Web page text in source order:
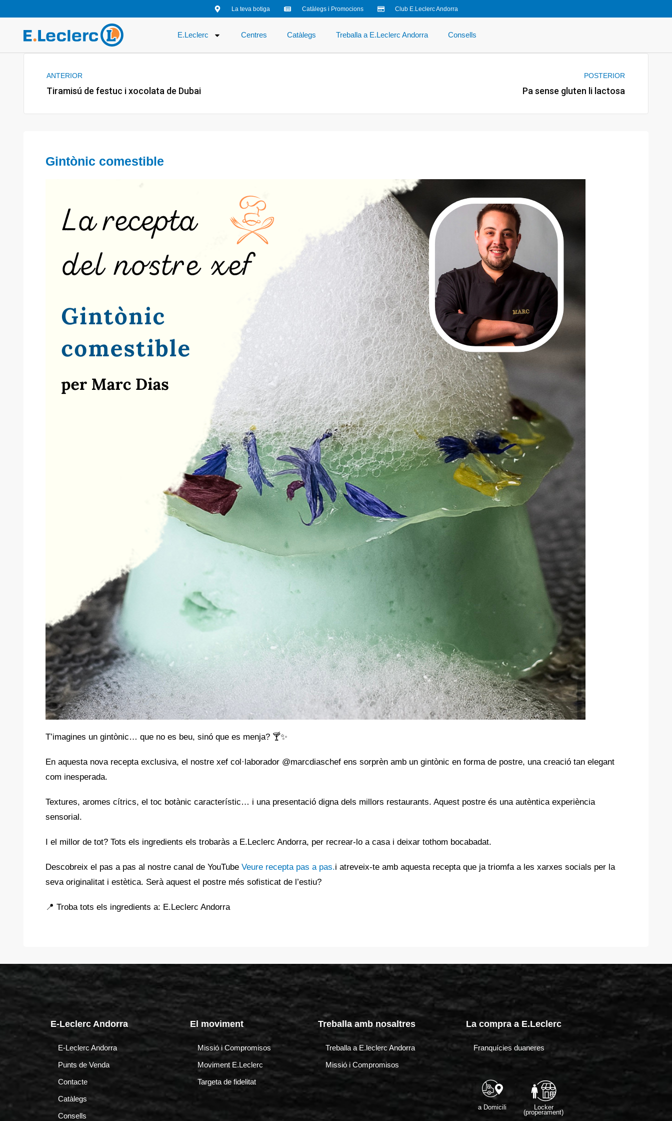
contingut
La teva botiga Catàlegs i Promocions Club E.Leclerc Andorra
E.Leclerc Centres Catàlegs Treballa a E.Leclerc Andorra Consells
ANTERIOR
Tiramisú de festuc i xocolata de Dubai
POSTERIOR
Pa sense gluten li lactosa
Gintònic comestible
T’imagines un gintònic… que no es beu, sinó que es menja? 🍸✨
En aquesta nova recepta exclusiva, el nostre xef col·laborador @marcdiaschef ens sorprèn amb un gintònic en forma de postre, una creació tan elegant
com inesperada.
Textures, aromes cítrics, el toc botànic característic… i una presentació digna dels millors restaurants. Aquest postre és una autèntica experiència
sensorial.
I el millor de tot? Tots els ingredients els trobaràs a E.Leclerc Andorra, per recrear-lo a casa i deixar tothom bocabadat.
Descobreix el pas a pas al nostre canal de YouTube Veure recepta pas a pas.i atreveix-te amb aquesta recepta que ja triomfa a les xarxes socials per la
seva originalitat i estètica. Serà aquest el postre més sofisticat de l’estiu?
📍 Troba tots els ingredients a: E.Leclerc Andorra
E-Leclerc Andorra
E-Leclerc Andorra
Punts de Venda
Contacte
Catàlegs
Consells
El moviment
Missió i Compromisos
Moviment E.Leclerc
Targeta de fidelitat
Treballa amb nosaltres
Treballa a E.leclerc Andorra
Missió i Compromisos
La compra a E.Leclerc
Franquícies duaneres
a Domicili Locker
(properament)